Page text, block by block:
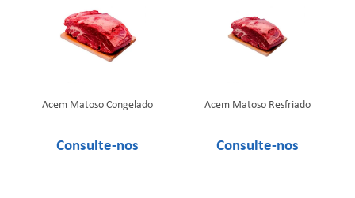
Acem Matoso Congelado Acem Matoso Resfriado